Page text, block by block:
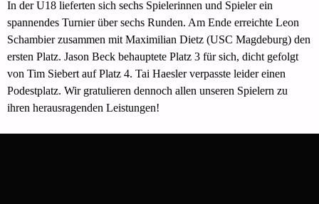
In der U18 lieferten sich sechs Spielerinnen und Spieler ein
spannendes Turnier über sechs Runden. Am Ende erreichte Leon
Schambier zusammen mit Maximilian Dietz (USC Magdeburg) den
ersten Platz. Jason Beck behauptete Platz 3 für sich, dicht gefolgt
von Tim Siebert auf Platz 4. Tai Haesler verpasste leider einen
Podestplatz. Wir gratulieren dennoch allen unseren Spielern zu
ihren herausragenden Leistungen!